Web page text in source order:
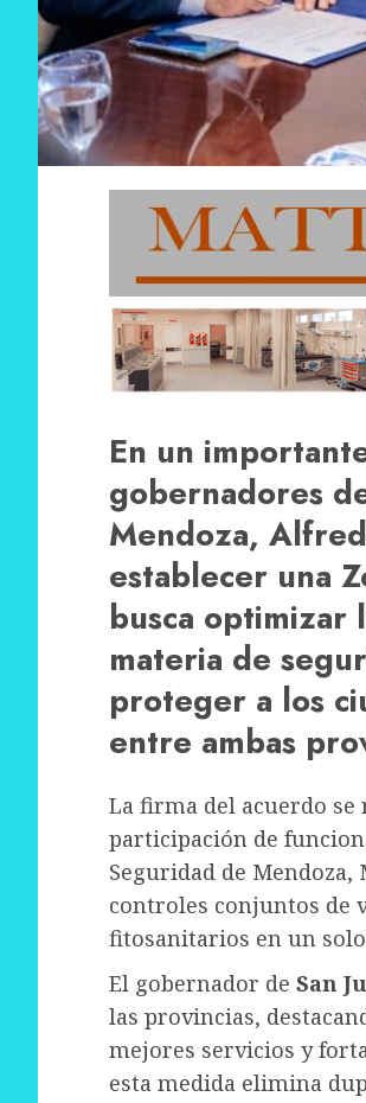
En un
gobernadores
Mendoza,
establecer una
busca optimizar
materia de
proteger a los
entre ambas
La firma del acuerdo se
participación de
Seguridad de
controles conjuntos de
fitosanitarios en un
El gobernador de San
las provincias,
mejores servicios y
esta medida elimina